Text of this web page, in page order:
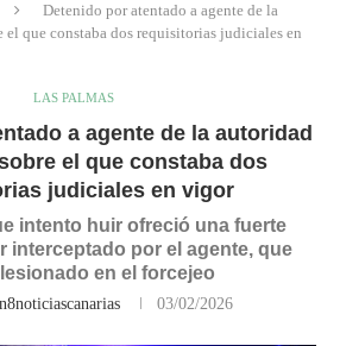
Detenido por atentado a agente de la
el que constaba dos requisitorias judiciales en
LAS PALMAS
a agente de la autoridad
el que constaba dos
judiciales en vigor
intento huir ofreció una fuerte
interceptado por el agente, que
en el forcejeo
03/02/2026